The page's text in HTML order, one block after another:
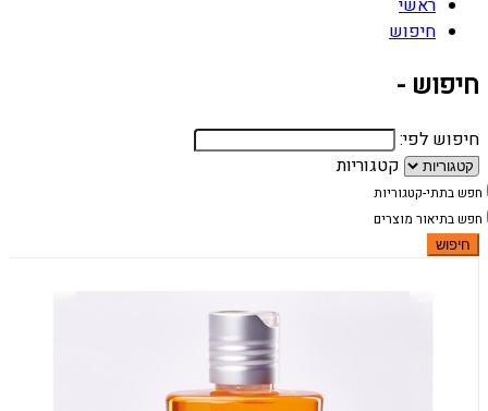
ראשי
חיפוש
חיפוש -
חיפוש לפי:
קטגוריות
חפש בתתי-קטגוריות
חפש בתיאור מוצרים